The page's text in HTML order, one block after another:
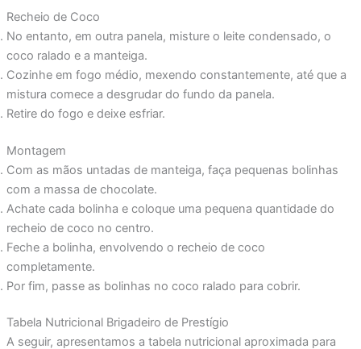
Recheio de Coco
No entanto, em outra panela, misture o leite condensado, o
coco ralado e a manteiga.
Cozinhe em fogo médio, mexendo constantemente, até que a
mistura comece a desgrudar do fundo da panela.
Retire do fogo e deixe esfriar.
Montagem
Com as mãos untadas de manteiga, faça pequenas bolinhas
com a massa de chocolate.
Achate cada bolinha e coloque uma pequena quantidade do
recheio de coco no centro.
Feche a bolinha, envolvendo o recheio de coco
completamente.
Por fim, passe as bolinhas no coco ralado para cobrir.
Tabela Nutricional Brigadeiro de Prestígio
A seguir, apresentamos a tabela nutricional aproximada para